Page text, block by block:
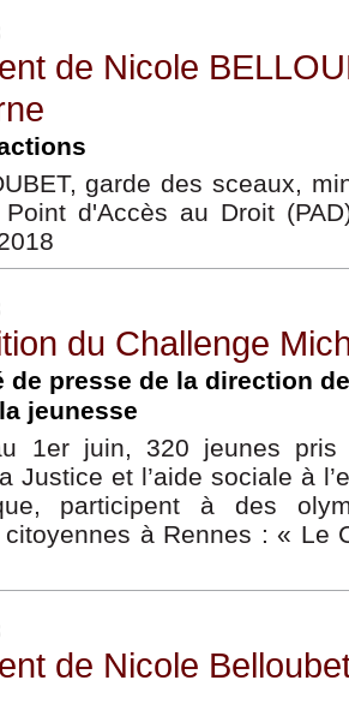
de Nicole
garde des sceaux,
d'Accès au Droit
du Challenge
de presse de la direction
jeunesse
1er juin, 320 jeunes
Justice et l’aide sociale à
participent à des
à Rennes : « Le
de Nicole